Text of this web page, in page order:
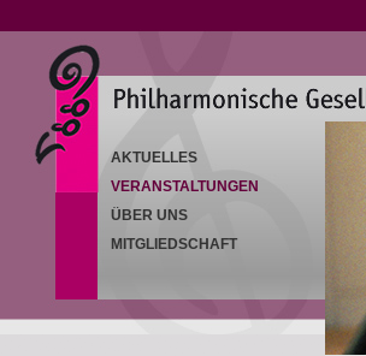
AKTUELLES
VERANSTALTUNGEN
ÜBER UNS
MITGLIEDSCHAFT